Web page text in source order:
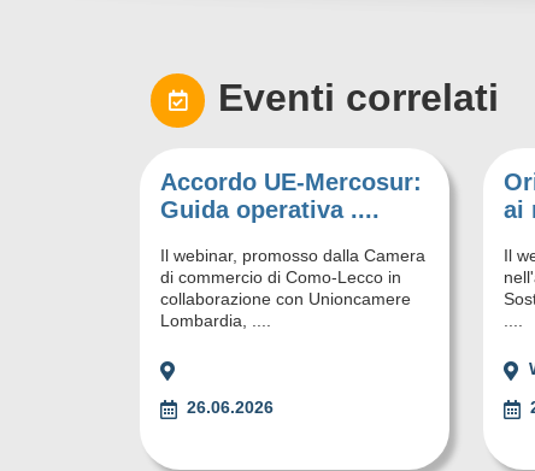
Eventi correlati
Accordo UE-Mercosur:
Guida operativa ....
Il webinar, promosso dalla Camera
di commercio di Como-Lecco in
collaborazione con Unioncamere
Lombardia, ....
26.06.2026
ai
Il